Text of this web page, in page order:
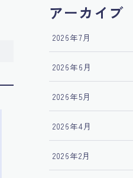
アーカイブ
2026年7月
2026年6月
2026年5月
2026年4月
2026年2月